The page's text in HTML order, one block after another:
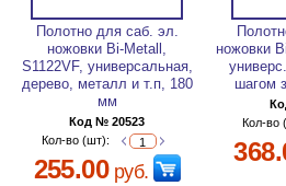
Полотно для саб. эл.
ножовки Bi-Metall,
S1122VF, универсальная,
дерево, металл и т.п, 180
мм
Код № 20523
Кол-во (шт):
255.00руб.
ножовки
шагом
Кол-во